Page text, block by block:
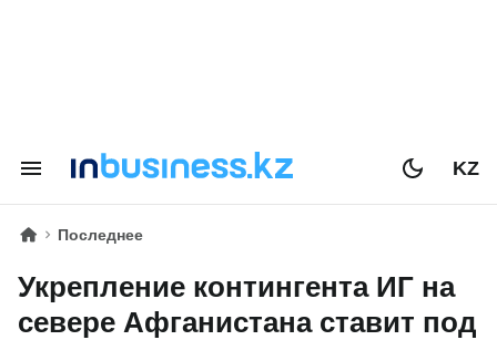
KZ
Последнее
Укрепление контингента ИГ на
севере Афганистана ставит под